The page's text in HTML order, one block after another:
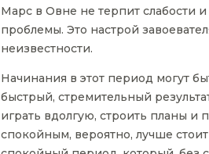
Марс в Овне не терпит слабости
проблемы. Это настрой
неизвестности.
Начинания в этот период могут
быстрый, стремительный
играть вдолгую, строить планы
спокойным, вероятно, лучше